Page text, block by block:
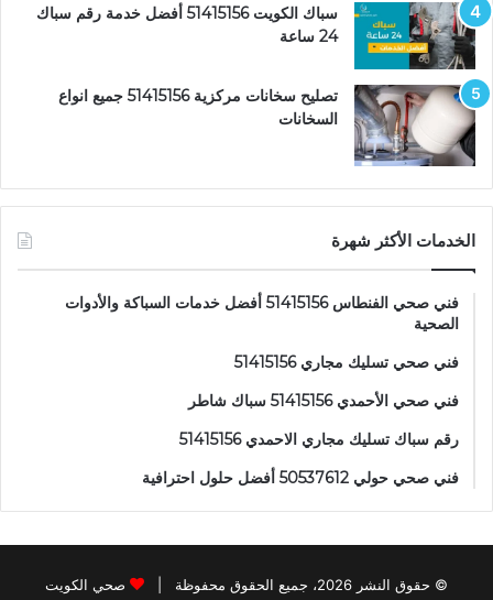
سباك الكويت 51415156 أفضل خدمة رقم سباك
24 ساعة
تصليح سخانات مركزية 51415156 جميع انواع
السخانات
الخدمات الأكثر شهرة
فني صحي الفنطاس 51415156 أفضل خدمات السباكة والأدوات
الصحية
فني صحي تسليك مجاري 51415156
فني صحي الأحمدي 51415156 سباك شاطر
رقم سباك تسليك مجاري الاحمدي 51415156
فني صحي حولي 50537612 أفضل حلول احترافية
© حقوق النشر 2026، جميع الحقوق محفوظة | صحي الكويت